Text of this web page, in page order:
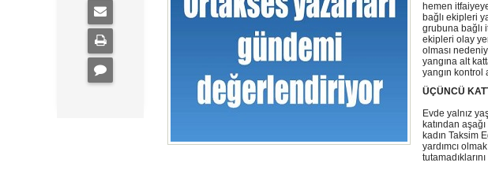
hemen
bağlı ekipleri
grubuna bağlı
ekipleri olay
olması
yangına alt
yangın kontrol
ÜÇÜNCÜ
Evde yalnız
katından
kadın Taksim
yardımcı